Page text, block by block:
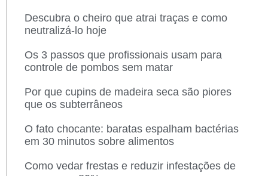
Descubra o cheiro que atrai traças e como
neutralizá-lo hoje
Os 3 passos que profissionais usam para
controle de pombos sem matar
Por que cupins de madeira seca são piores
que os subterrâneos
O fato chocante: baratas espalham bactérias
em 30 minutos sobre alimentos
Como vedar frestas e reduzir infestações de